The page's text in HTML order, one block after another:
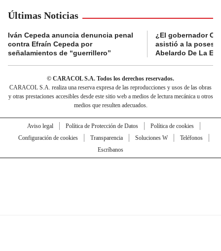
Últimas Noticias
Iván Cepeda anuncia denuncia penal
contra Efraín Cepeda por
señalamientos de “guerrillero”
¿El gobernador
asistió a la
Abelardo De La
© CARACOL S.A. Todos los derechos reservados.
CARACOL S.A. realiza una reserva expresa de las reproducciones y usos de las obras
y otras prestaciones accesibles desde este sitio web a medios de lectura mecánica u otros
medios que resulten adecuados.
Aviso legal Política de Protección de Datos
Política de cookies
Configuración de cookies
Transparencia Soluciones W
Teléfonos
Escríbanos